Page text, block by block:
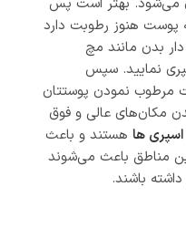
هنوز رطوبت دارد
بدن مانند مچ
نمایید. سپس
مرطوب نمودن پوستتان
مکان‌های عالی و فوق
ها هستند و باعث
مناطق باعث می‌شوند
باشند.